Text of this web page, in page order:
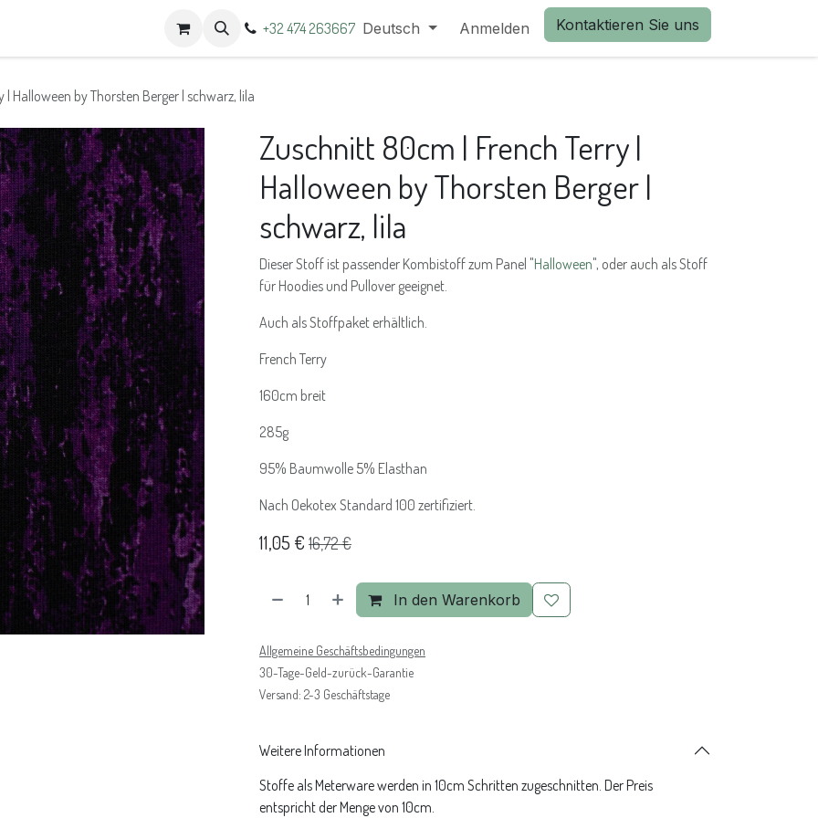
+32 474 263667 Deutsch Anmelden Kontaktieren Sie uns
Halloween by Thorsten Berger | schwarz, lila
Zuschnitt 80cm | French Terry |
Halloween by Thorsten Berger |
schwarz, lila
Dieser Stoff ist passender Kombistoff zum Panel "Halloween", oder auch als Stoff
für Hoodies und Pullover geeignet.
Auch als Stoffpaket erhältlich.
French Terry
160cm breit
285g
95% Baumwolle 5% Elasthan
Nach Oekotex Standard 100 zertifiziert.
11,05 € 16,72€
In den Warenkorb
Allgemeine Geschäftsbedingungen
30-Tage-Geld-zurück-Garantie
Versand: 2-3 Geschäftstage
Weitere Informationen
Stoffe als Meterware werden in 10cm Schritten zugeschnitten. Der Preis
entspricht der Menge von 10cm.